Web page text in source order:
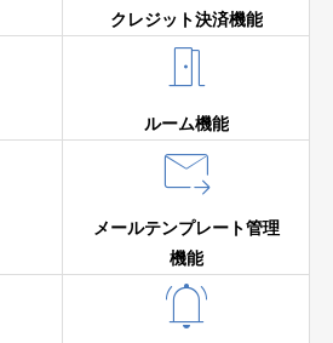
クレジット決済機能

ルーム機能

メールテンプレート管理
機能
